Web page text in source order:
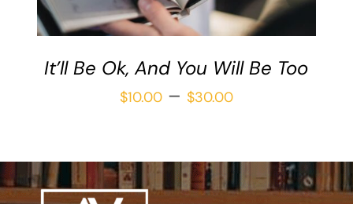
It’ll Be Ok, And You Will Be Too
$10.00 – $30.00Price
$10.00
through